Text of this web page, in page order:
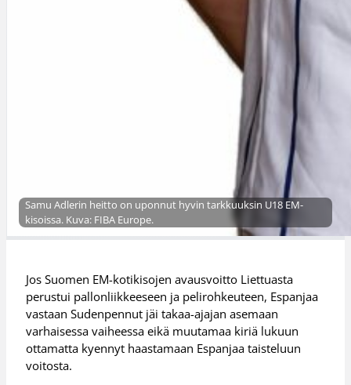
Samu Adlerin heitto on uponnut hyvin tarkkuuksin U18 EM-
kisoissa. Kuva: FIBA Europe.
Jos Suomen EM-kotikisojen avausvoitto Liettuasta
perustui pallonliikkeeseen ja pelirohkeuteen, Espanjaa
vastaan Sudenpennut jäi takaa-ajajan asemaan
varhaisessa vaiheessa eikä muutamaa kiriä lukuun
ottamatta kyennyt haastamaan Espanjaa taisteluun
voitosta.